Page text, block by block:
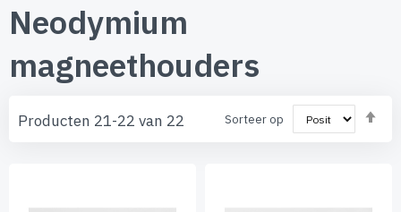
Neodymium
magneethouders
Producten 21-22 van 22 Sorteer op